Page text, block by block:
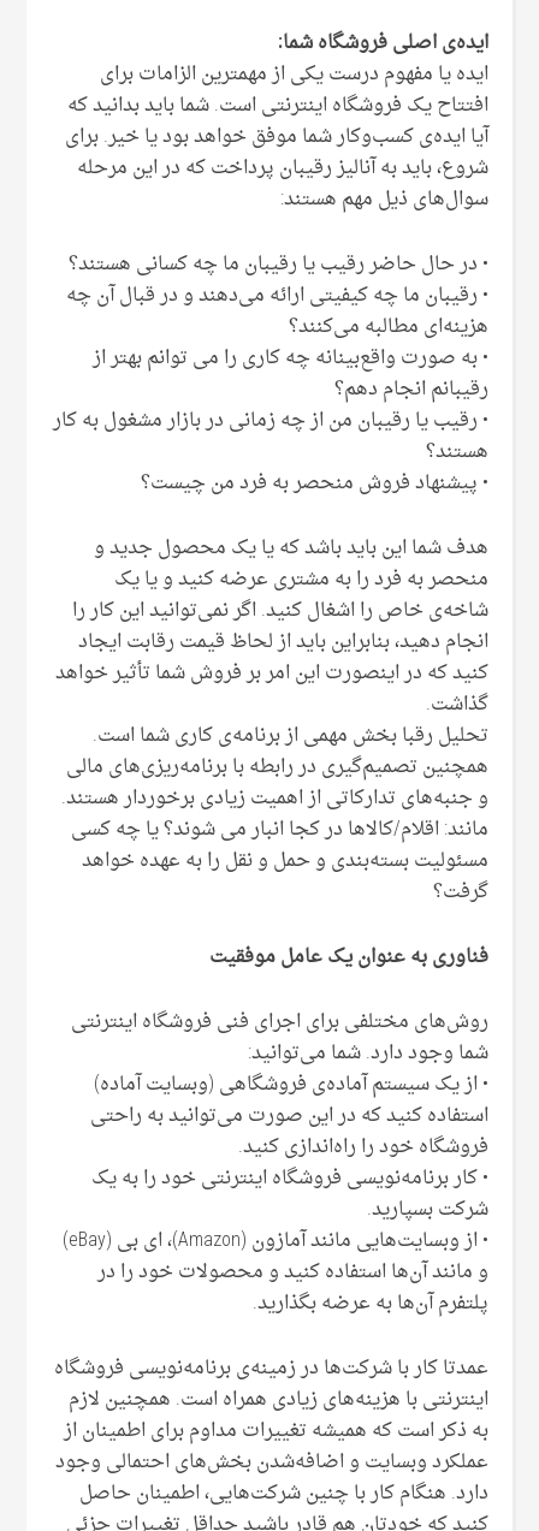
ایده‌ی اصلی فروشگاه شما:
ایده یا مفهوم درست یکی از مهمترین الزامات برای
افتتاح یک فروشگاه اینترنتی است. شما باید بدانید که
آیا ایده‌ی کسب‌وکار شما موفق خواهد بود یا خیر. برای
شروع، باید به آنالیز رقیبان پرداخت که در این مرحله
سوال‌های ذیل مهم هستند:
• در حال حاضر رقیب یا رقیبان ما چه کسانی هستند؟
• رقیبان ما چه کیفیتی ارائه می‌دهند و در قبال آن چه
هزینه‌ای مطالبه می‌کنند؟
• به صورت واقع‌بینانه چه کاری را می توانم بهتر از
رقیبانم انجام دهم؟
• رقیب یا رقیبان من از چه زمانی در بازار مشغول به کار
هستند؟
• پیشنهاد فروش منحصر به فرد من چیست؟
هدف شما این باید باشد که ‌یا یک محصول جدید و
منحصر به فرد را به مشتری عرضه کنید و یا یک
شاخه‌ی خاص را اشغال کنید. اگر نمی‌توانید این کار را
انجام دهید، بنابراین باید از لحاظ قیمت رقابت ایجاد
کنید که در اینصورت این امر بر فروش شما تأثیر خواهد
گذاشت.
تحلیل رقبا بخش مهمی از برنامه‌ی کاری شما است.
همچنین تصمیم‌گیری در رابطه با برنامه‌ریزی‌های مالی
و جنبه‌‌های تدارکاتی از اهمیت زیادی برخوردار هستند.
مانند: اقلام/کالاها در کجا انبار می شوند؟ یا چه کسی
مسئولیت بسته‌بندی و حمل و نقل را به عهده خواهد
گرفت؟
فناوری به عنوان یک عامل موفقیت
روش‌های مختلفی برای اجرای فنی فروشگاه اینترنتی
شما وجود دارد. شما می‌توانید:
• از یک سیستم آماده‌ی فروشگاهی (وبسایت آماده‌)
استفاده کنید که در این صورت می‌توانید به راحتی
فروشگاه خود را راه‌اندازی کنید.
• کار برنامه‌نویسی فروشگاه اینترنتی خود را به یک
شرکت بسپارید.
• از وبسایت‌هایی مانند آمازون (Amazon)، ای بی (eBay)
و مانند آن‌ها استفاده کنید و محصولات خود را در
پلتفرم آن‌ها به عرضه بگذارید.
عمدتا کار با شرکت‌ها در زمینه‌ی برنامه‌نویسی فروشگاه
اینترنتی با هزینه‌‌های زیادی همراه است. همچنین لازم
به ذکر است که همیشه تغییرات مداوم برای اطمینان از
عملکرد وبسایت و اضافه‌شدن بخش‌های احتمالی وجود
دارد. هنگام کار با چنین شرکت‌هایی، اطمینان حاصل